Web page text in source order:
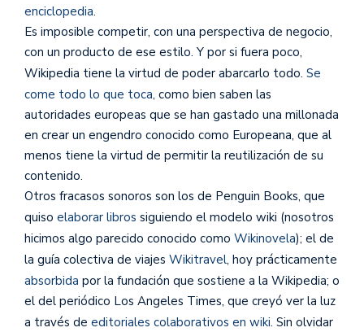
enciclopedia.
Es imposible competir, con una perspectiva de negocio,
con un producto de ese estilo. Y por si fuera poco,
Wikipedia tiene la virtud de poder abarcarlo todo. Se
come todo lo que toca, como bien saben las
autoridades europeas que se han gastado una millonada
en crear un engendro conocido como Europeana, que al
menos tiene la virtud de permitir la reutilización de su
contenido.
Otros fracasos sonoros son los de Penguin Books, que
quiso elaborar libros siguiendo el modelo wiki (nosotros
hicimos algo parecido conocido como Wikinovela); el de
la guía colectiva de viajes Wikitravel, hoy prácticamente
absorbida por la fundación que sostiene a la Wikipedia; o
el del periódico Los Angeles Times, que creyó ver la luz
a través de editoriales colaborativos en wiki. Sin olvidar